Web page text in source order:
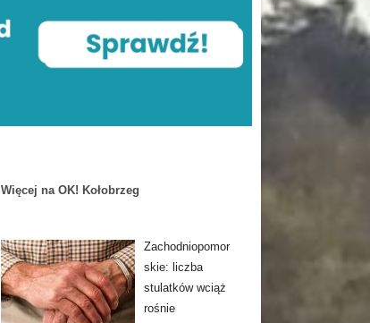
Więcej na OK! Kołobrzeg
Zachodniopomor
skie: liczba
stulatków wciąż
rośnie